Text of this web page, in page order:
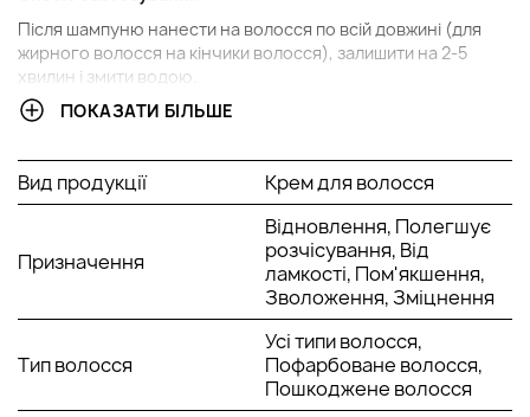
Після шампуню нанести на волосся по всій довжині (для
жирного волосся на кінчики волосся), залишити на 2-5
хвилин і змити водою.
Активні компоненти:
Рослинні екстракти ромашки, апельсина, шавлії, дикої
моркви.
Протеїни
ПОКАЗАТИ БІЛЬШЕ
Вид продукції Крем для волосся
Призначення
Відновлення, Полегшує
розчісування, Від
ламкості, Пом'якшення,
Зволоження, Зміцнення
Тип волосся
Усі типи волосся,
Пофарбоване волосся,
Пошкоджене волосся